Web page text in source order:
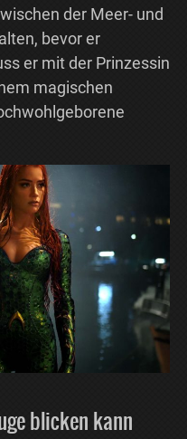
der Meer- und
bevor er
er mit der Prinzessin
magischen
blicken kann